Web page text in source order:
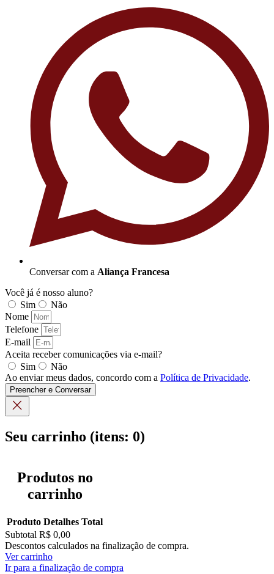
Conversar com a Aliança Francesa
Você já é nosso aluno?
Sim
Não
Nome
Telefone
E-mail
Aceita receber comunicações via e-mail?
Sim
Não
Ao enviar meus dados, concordo com a Política de Privacidade.
Preencher e Conversar
Seu carrinho (itens: 0)
Produtos no
carrinho
Produto Detalhes Total
Subtotal R$ 0,00
Descontos calculados na finalização de compra.
Ver carrinho
Ir para a finalização de compra